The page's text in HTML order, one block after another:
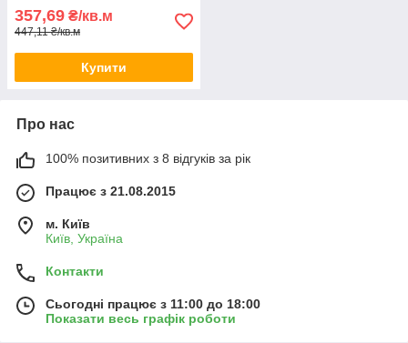
357,69 ₴/кв.м
447,11 ₴/кв.м
Купити
Про нас
100% позитивних з 8 відгуків за рік
Працює з 21.08.2015
м. Київ
Київ, Україна
Контакти
Сьогодні працює з 11:00 до 18:00
Показати весь графік роботи